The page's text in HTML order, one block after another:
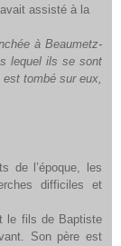
assisté à la
à Beaumetz-
lequel ils se sont
est tombé sureux,
l’époque, les
difficiles et
le fils de Baptiste
Son père est